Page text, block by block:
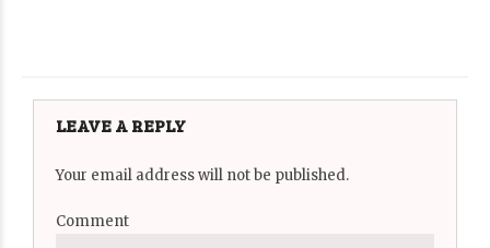
LEAVE A REPLY
Your email address will not be published.
Comment